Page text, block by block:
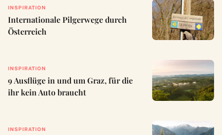
INSPIRATION
Internationale Pilgerwege durch
Österreich
INSPIRATION
9 Ausflüge in und um Graz, für die
ihr kein Auto braucht
INSPIRATION